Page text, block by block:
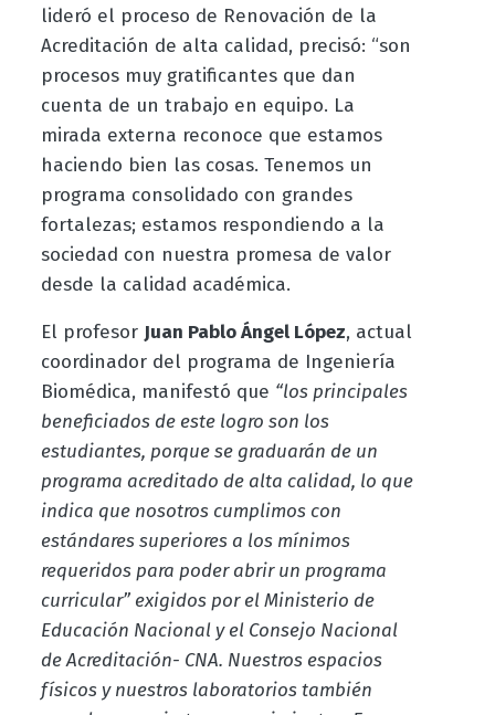
lideró el proceso de Renovación de la
Acreditación de alta calidad, precisó: “son
procesos muy gratificantes que dan
cuenta de un trabajo en equipo. La
mirada externa reconoce que estamos
haciendo bien las cosas. Tenemos un
programa consolidado con grandes
fortalezas; estamos respondiendo a la
sociedad con nuestra promesa de valor
desde la calidad académica.
El profesor Juan Pablo Ángel López, actual
coordinador del programa de Ingeniería
Biomédica, manifestó que “los principales
beneficiados de este logro son los
estudiantes, porque se graduarán de un
programa acreditado de alta calidad, lo que
indica que nosotros cumplimos con
estándares superiores a los mínimos
requeridos para poder abrir un programa
curricular” exigidos por el Ministerio de
Educación Nacional y el Consejo Nacional
de Acreditación- CNA. Nuestros espacios
físicos y nuestros laboratorios también